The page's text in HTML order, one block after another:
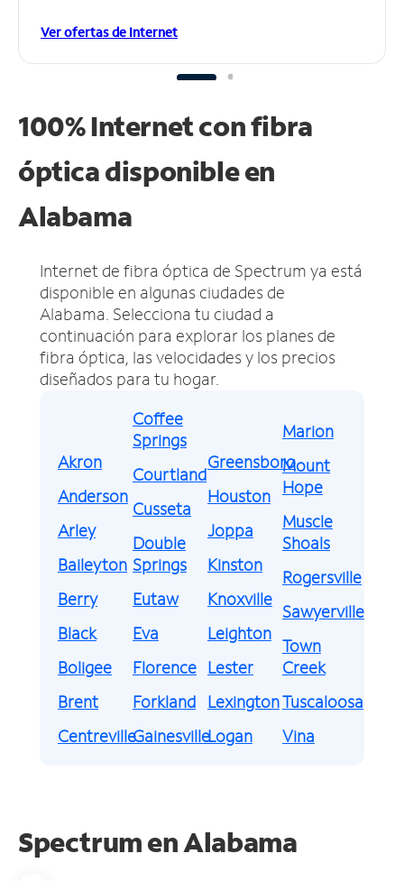
Ver ofertas de Internet
100% Internet con fibra
óptica disponible en
Alabama
Internet de fibra óptica de Spectrum ya está
disponible en algunas ciudades de
Alabama. Selecciona tu ciudad a
continuación para explorar los planes de
fibra óptica, las velocidades y los precios
diseñados para tu hogar.
Akron
Anderson
Arley
Baileyton
Berry
Black
Boligee
Brent
Centreville
Coffee
Springs
Courtland
Cusseta
Double
Springs
Eutaw
Eva
Florence
Forkland
Gainesville
Greensboro
Houston
Joppa
Kinston
Knoxville
Leighton
Lester
Lexington
Logan
Marion
Mount
Hope
Muscle
Shoals
Rogersville
Sawyerville
Town
Creek
Tuscaloosa
Vina
Spectrum enAlabama